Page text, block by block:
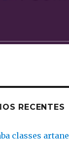
RECENTES
classes artane